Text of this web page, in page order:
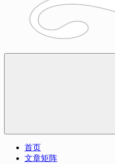
首页
文章矩阵